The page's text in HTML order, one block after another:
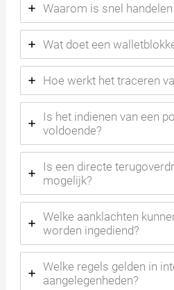
Waarom is snel
Wat doet een
Hoe werkt het traceren
Is het indienen van een
voldoende?
Is een directe
mogelijk?
Welke aanklachten
worden ingediend?
Welke regels gelden in
aangelegenheden?